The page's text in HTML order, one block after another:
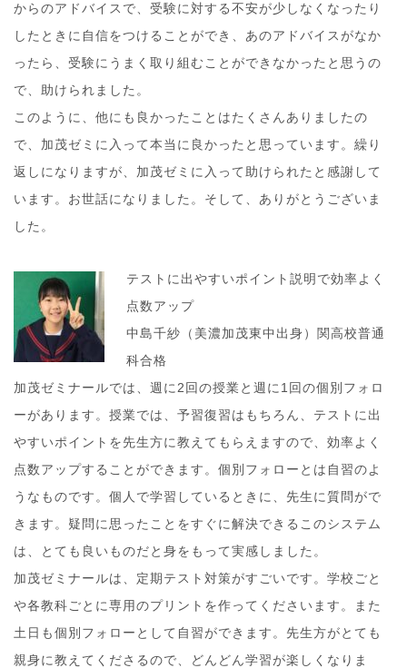
からのアドバイスで、受験に対する不安が少しなくなったり
したときに自信をつけることができ、あのアドバイスがなか
ったら、受験にうまく取り組むことができなかったと思うの
で、助けられました。
このように、他にも良かったことはたくさんありましたの
で、加茂ゼミに入って本当に良かったと思っています。繰り
返しになりますが、加茂ゼミに入って助けられたと感謝して
います。お世話になりました。そして、ありがとうございま
した。
テストに出やすいポイント説明で効率よく
点数アップ
中島千紗（美濃加茂東中出身）関高校普通
科合格
加茂ゼミナールでは、週に2回の授業と週に1回の個別フォロ
ーがあります。授業では、予習復習はもちろん、テストに出
やすいポイントを先生方に教えてもらえますので、効率よく
点数アップすることができます。個別フォローとは自習のよ
うなものです。個人で学習しているときに、先生に質問がで
きます。疑問に思ったことをすぐに解決できるこのシステム
は、とても良いものだと身をもって実感しました。
加茂ゼミナールは、定期テスト対策がすごいです。学校ごと
や各教科ごとに専用のプリントを作ってくださいます。また
土日も個別フォローとして自習ができます。先生方がとても
親身に教えてくださるので、どんどん学習が楽しくなりま